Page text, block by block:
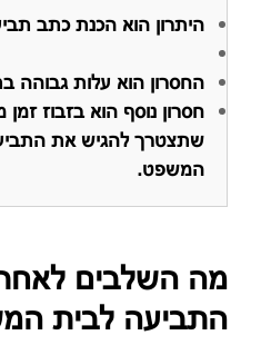
היתרון הוא הכנת כתב
החסרון הוא עלות גבוהה
חסרון נוסף הוא בזבוז
שתצטרך להגיש את
המשפט.
מה השלבים
התביעה לבית